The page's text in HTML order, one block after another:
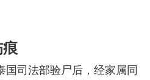
痕
国司法部验尸后，经家属同